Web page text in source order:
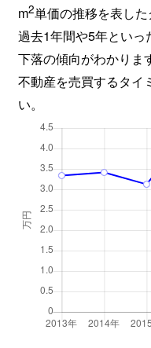
m2単価の推移を表した
過去1年間や5年といっ
下落の傾向がわかりま
不動産を売買するタイ
い。